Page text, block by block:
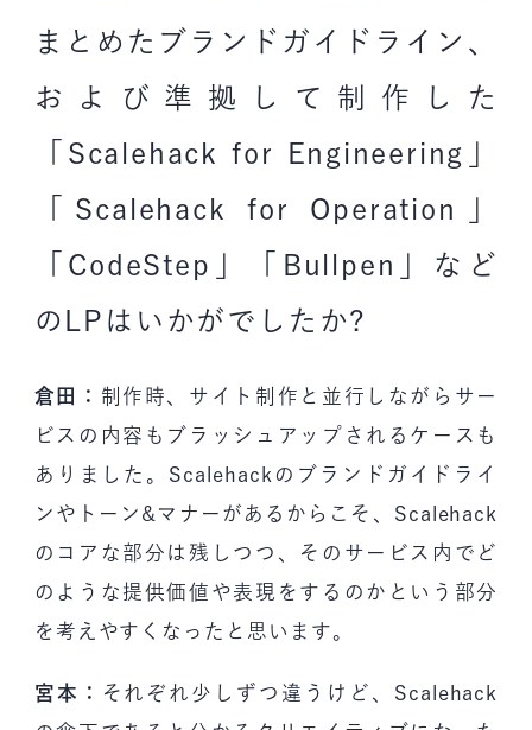
まとめたブランドガイドライン、
および準拠して制作した
「Scalehack for Engineering」
「Scalehack for Operation」
「CodeStep」「Bullpen」など
のLPはいかがでしたか?
倉田： 制作時、サイト制作と並行しながらサー
ビスの内容もブラッシュアップされるケースも
ありました。Scalehackのブランドガイドライ
ンやトーン&マナーがあるからこそ、Scalehack
のコアな部分は残しつつ、そのサービス内でど
のような提供価値や表現をするのかという部分
を考えやすくなったと思います。
宮本：
それぞれ少しずつ違うけど、Scalehack